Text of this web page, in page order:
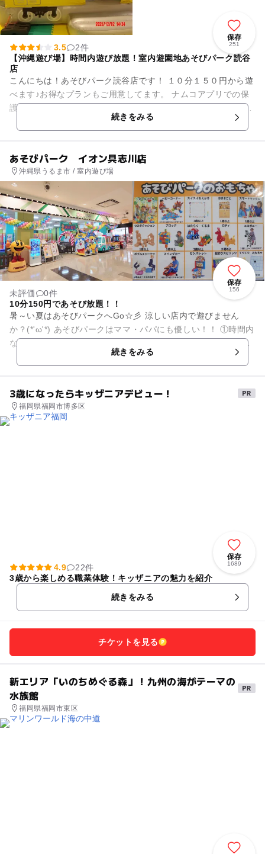
保存
251
3.5
2件
【沖縄遊び場】時間内遊び放題！室内遊園地あそびパーク読谷
店
こんにちは！あそびパーク読谷店です！ １０分１５０円から遊
べます♪お得なプランもご用意してます。 ナムコアプリでの保
護者無料クーポンはご利用いただけます♪ 読谷店限定“ナムコの
続きをみる
あそびパーク イオン具志川店
沖縄県うるま市 / 室内遊び場
保存
156
未評価
0件
10分150円であそび放題！！
暑～い夏はあそびパークへGo☆彡 涼しい店内で遊びません
か？(*'ω'*) あそびパークはママ・パパにも優しい！！ ①時間内
なら出入り自由！ショッピングセンター内にお買い物もお気
続きをみる
3歳になったらキッザニアデビュー！
福岡県福岡市博多区
保存
1689
4.9
22件
3歳から楽しめる職業体験！キッザニアの魅力を紹介
続きをみる
チケットを見る
新エリア「いのちめぐる森」！九州の海がテーマの
水族館
福岡県福岡市東区